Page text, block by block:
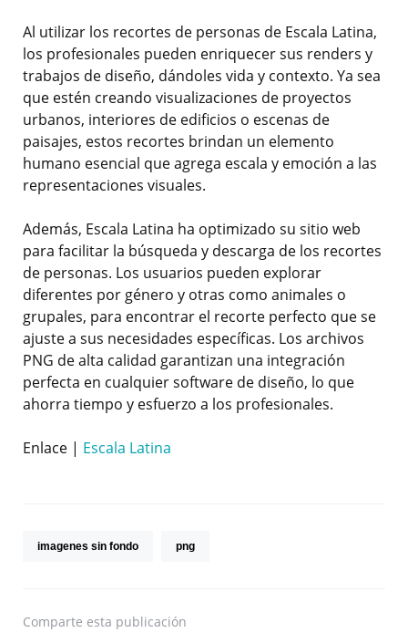
Al utilizar los recortes de personas de Escala Latina,
los profesionales pueden enriquecer sus renders y
trabajos de diseño, dándoles vida y contexto. Ya sea
que estén creando visualizaciones de proyectos
urbanos, interiores de edificios o escenas de
paisajes, estos recortes brindan un elemento
humano esencial que agrega escala y emoción a las
representaciones visuales.
Además, Escala Latina ha optimizado su sitio web
para facilitar la búsqueda y descarga de los recortes
de personas. Los usuarios pueden explorar
diferentes por género y otras como animales o
grupales, para encontrar el recorte perfecto que se
ajuste a sus necesidades específicas. Los archivos
PNG de alta calidad garantizan una integración
perfecta en cualquier software de diseño, lo que
ahorra tiempo y esfuerzo a los profesionales.
Enlace | Escala Latina
imagenes sin fondo png
Comparte esta publicación